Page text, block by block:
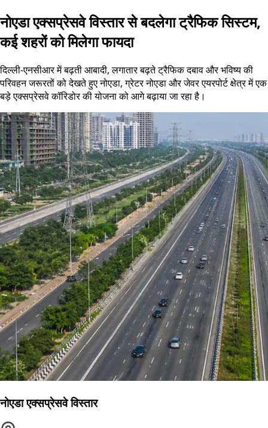
नोएडा एक्सप्रेसवे विस्तार से बदलेगा ट्रैफिक सिस्टम,
कई शहरों को मिलेगा फायदा
दिल्ली-एनसीआर में बढ़ती आबादी, लगातार बढ़ते ट्रैफिक दबाव और भविष्य की
परिवहन जरूरतों को देखते हुए नोएडा, ग्रेटर नोएडा और जेवर एयरपोर्ट क्षेत्र में एक
बड़े एक्सप्रेसवे कॉरिडोर की योजना को आगे बढ़ाया जा रहा है।
नोएडा एक्सप्रेसवे विस्तार